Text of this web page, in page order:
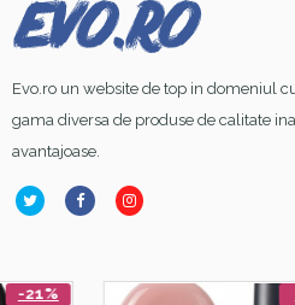
Evo.ro un website de top in domeniul
gama diversa de produse de calitate
avantajoase.
-8%